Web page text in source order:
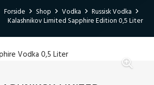
Forside Shop Vodka
Russisk Vodka
Kalashnikov Limited Sapphire Edition 0,5 Liter